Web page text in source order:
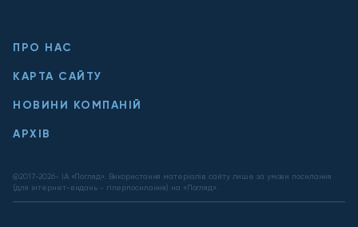
ПРО НАС
КАРТА САЙТУ
НОВИНИ КОМПАНІЙ
АРХІВ
@2017-2026- ІА «Погляд». Використання матеріалів сайту лише за умови посилання
(для інтернет-видань - гіперпосилання) на «Погляд».